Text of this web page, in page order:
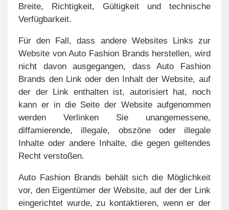
Breite, Richtigkeit, Gültigkeit und technische
Verfügbarkeit.
Für den Fall, dass andere Websites Links zur
Website von Auto Fashion Brands herstellen, wird
nicht davon ausgegangen, dass Auto Fashion
Brands den Link oder den Inhalt der Website, auf
der der Link enthalten ist, autorisiert hat, noch
kann er in die Seite der Website aufgenommen
werden Verlinken Sie unangemessene,
diffamierende, illegale, obszöne oder illegale
Inhalte oder andere Inhalte, die gegen geltendes
Recht verstoßen.
Auto Fashion Brands behält sich die Möglichkeit
vor, den Eigentümer der Website, auf der der Link
eingerichtet wurde, zu kontaktieren, wenn er der